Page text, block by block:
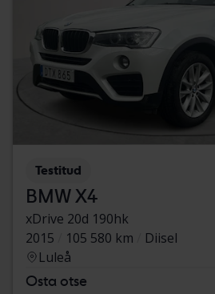
Testitud
BMW X4
xDrive 20d 190hk
2015
105 580 km
Diisel
Luleå
Osta otse